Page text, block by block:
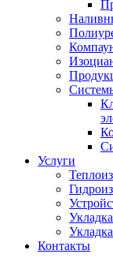
Услуги
Контакты